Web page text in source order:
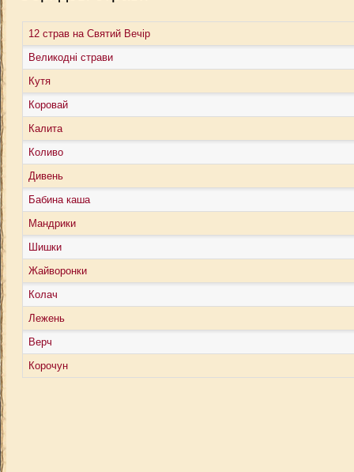
12 страв на Святий Вечір
Великодні страви
Кутя
Коровай
Калита
Коливо
Дивень
Бабина каша
Мандрики
Шишки
Жайворонки
Колач
Лежень
Верч
Корочун